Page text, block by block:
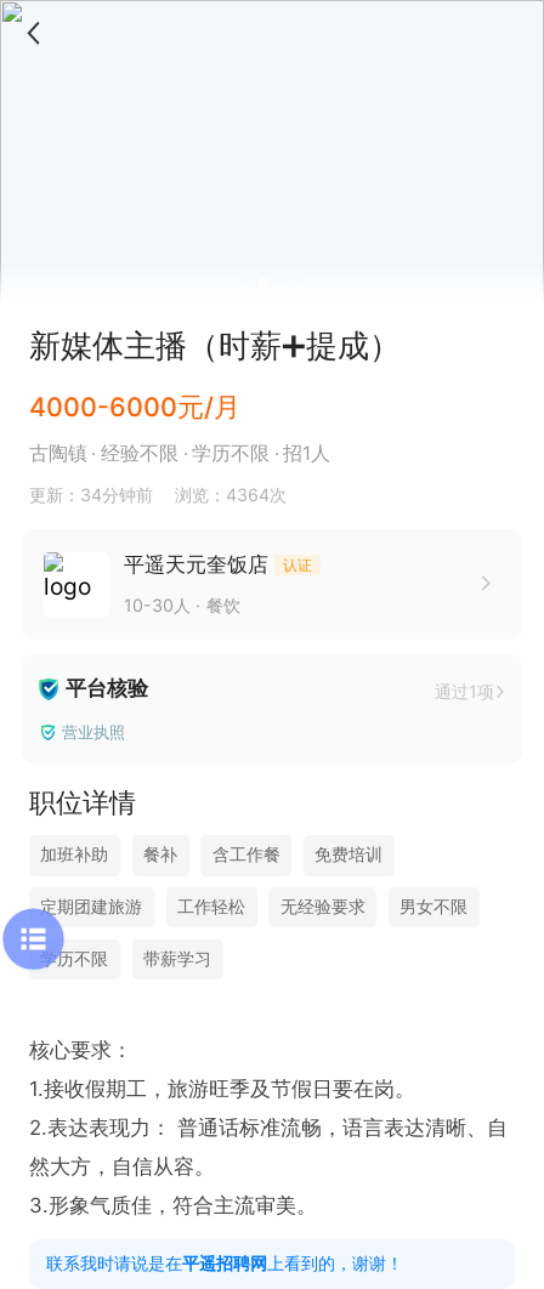
新媒体主播（时薪➕提成）
4000-6000元/月
古陶镇 经验不限 学历不限 招1人
更新：34分钟前 浏览：4364次
平遥天元奎饭店 认证
10-30人 餐饮
平台核验 通过1项
营业执照
职位详情
加班补助 餐补 含工作餐 免费培训
定期团建旅游 工作轻松 无经验要求 男女不限
学历不限 带薪学习
核心要求：
1.接收假期工，旅游旺季及节假日要在岗。
2.表达表现力： 普通话标准流畅，语言表达清晰、自
然大方，自信从容。
3.形象气质佳，符合主流审美。
联系我时请说是在平遥招聘网 上看到的，谢谢！